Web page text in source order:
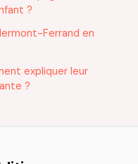
?
Ferrand en
expliquer leur
?